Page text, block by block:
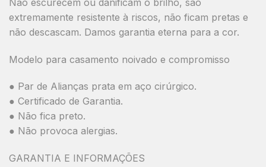
extremamente resistente à riscos, não ficam pretas e
não descascam. Damos garantia eterna para a cor.
Modelo para casamento noivado e compromisso
● Par de Alianças prata em aço cirúrgico.
● Certificado de Garantia.
● Não fica preto.
● Não provoca alergias.
GARANTIA E INFORMAÇÕES